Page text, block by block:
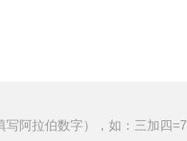
写阿拉伯数字），如：三加四=7